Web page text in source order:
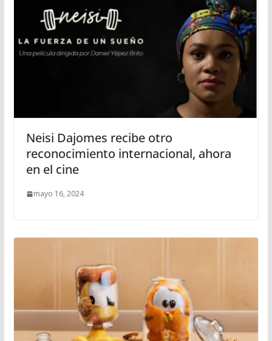
Neisi Dajomes recibe otro
reconocimiento internacional, ahora
en el cine
mayo 16, 2024